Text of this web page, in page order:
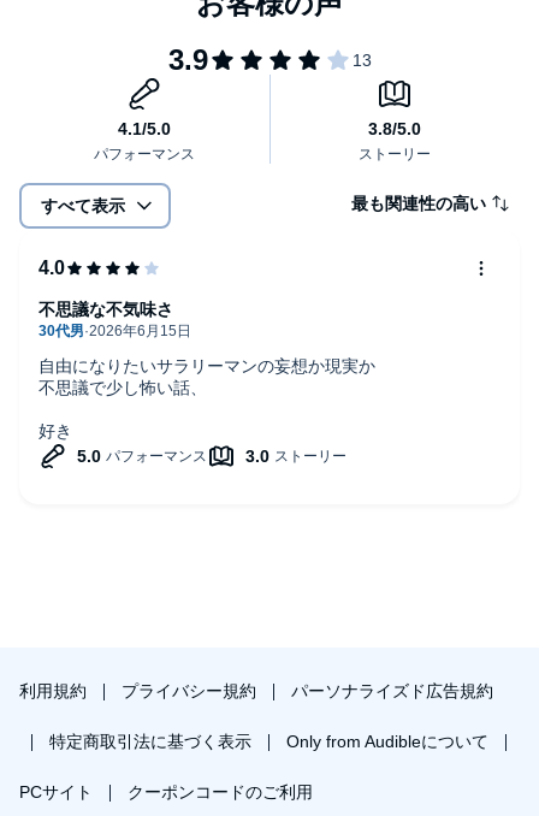
すべて表示 最も関連性の高い
自由になりたいサラリーマンの妄想か現実か
不思議で少し怖い話、
好き
不思議な不気味さ
利用規約 プライバシー規約 パーソナライズド広告規約
特定商取引法に基づく表示 Only from Audibleについて
PCサイト クーポンコードのご利用